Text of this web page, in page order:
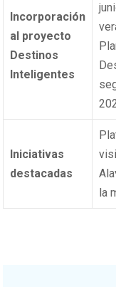
Incorporación
al proyecto
Destinos
Inteligentes
Iniciativas
destacadas
la